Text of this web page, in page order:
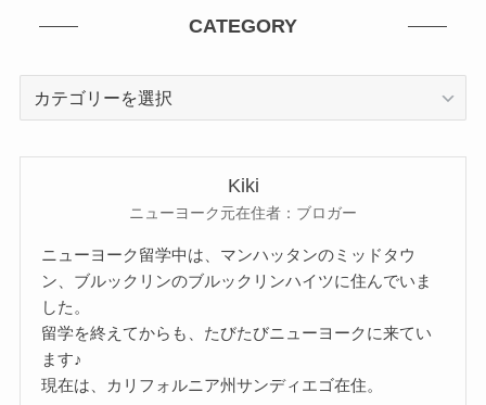
CATEGORY
CATEGORY
Kiki
ニューヨーク元在住者：ブロガー
ニューヨーク留学中は、マンハッタンのミッドタウ
ン、ブルックリンのブルックリンハイツに住んでいま
した。
留学を終えてからも、たびたびニューヨークに来てい
ます♪
現在は、カリフォルニア州サンディエゴ在住。